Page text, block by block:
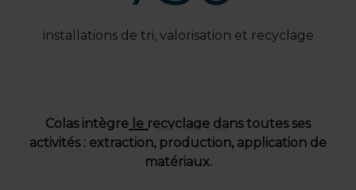
installations de tri, valorisation et recyclage
Colas intègre le recyclage dans toutes ses
activités : extraction, production, application de
matériaux.